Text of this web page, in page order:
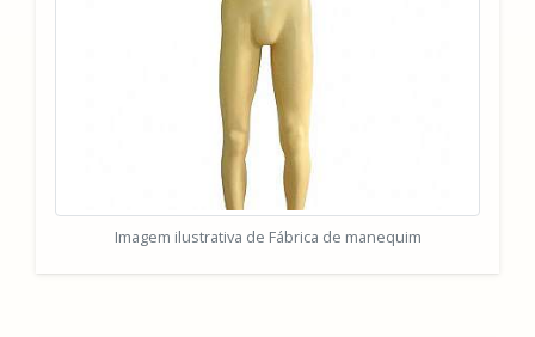
Imagem ilustrativa de Fábrica de manequim